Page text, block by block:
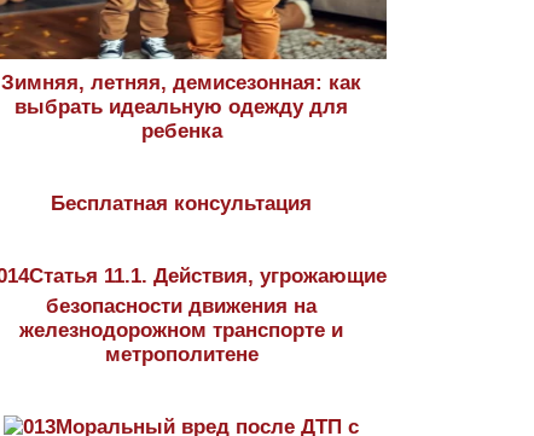
Зимняя, летняя, демисезонная: как
выбрать идеальную одежду для
ребенка
Бесплатная консультация
Статья 11.1. Действия, угрожающие
безопасности движения на
железнодорожном транспорте и
метрополитене
Моральный вред после ДТП с